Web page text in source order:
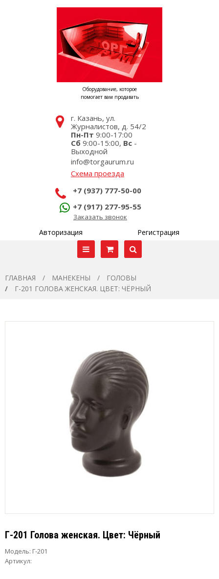
Оборудование, которое
помогает вам продавать
г. Казань, ул.
Журналистов, д. 54/2
Пн-Пт 9:00-17:00
Сб 9:00-15:00, Вс -
Выходной
info@torgaurum.ru
Схема проезда
+7 (937) 777-50-00
+7 (917) 277-95-55
Заказать звонок
Авторизация Регистрация
ГЛАВНАЯ МАНЕКЕНЫ
ГОЛОВЫ
Г-201 ГОЛОВА ЖЕНСКАЯ. ЦВЕТ: ЧЁРНЫЙ
Г-201 Голова женская. Цвет: Чёрный
Модель: Г-201
Артикул: